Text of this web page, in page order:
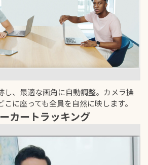
し、最適な画角に自動調整。カメラ操
に座っても全員を自然に映します。
カートラッキング